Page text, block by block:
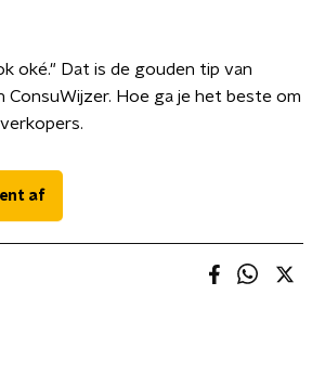
oké." Dat is de gouden tip van
ConsuWijzer. Hoe ga je het beste om
af